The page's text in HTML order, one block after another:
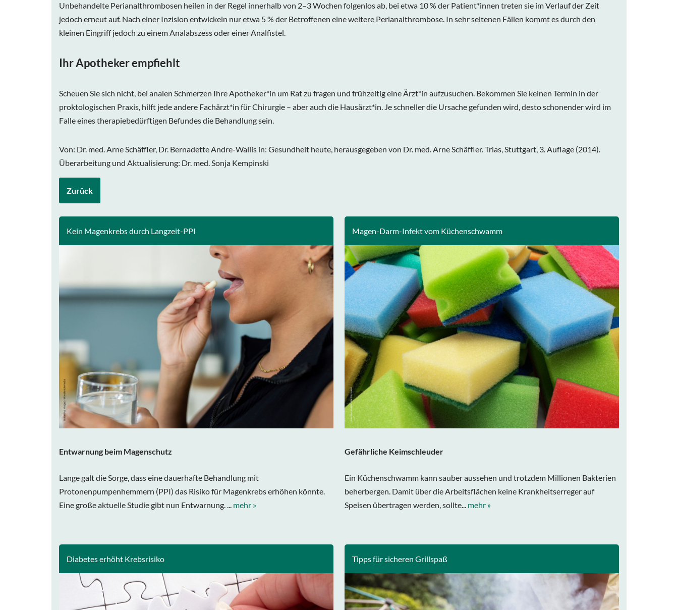
Unbehandelte Perianalthrombosen heilen in der Regel innerhalb von 2–3 Wochen folgenlos ab, bei etwa 10 % der Patient*innen treten sie im Verlauf der Zeit
jedoch erneut auf. Nach einer Inzision entwickeln nur etwa 5 % der Betroffenen eine weitere Perianalthrombose. In sehr seltenen Fällen kommt es durch den
kleinen Eingriff jedoch zu einem Analabszess oder einer Analfistel.
Ihr Apotheker empfiehlt
Scheuen Sie sich nicht, bei analen Schmerzen Ihre Apotheker*in um Rat zu fragen und frühzeitig eine Ärzt*in aufzusuchen. Bekommen Sie keinen Termin in der
proktologischen Praxis, hilft jede andere Fachärzt*in für Chirurgie – aber auch die Hausärzt*in. Je schneller die Ursache gefunden wird, desto schonender wird im
Falle eines therapiebedürftigen Befundes die Behandlung sein.
Von: Dr. med. Arne Schäffler, Dr. Bernadette Andre-Wallis in: Gesundheit heute, herausgegeben von Dr. med. Arne Schäffler. Trias, Stuttgart, 3. Auflage (2014).
Überarbeitung und Aktualisierung: Dr. med. Sonja Kempinski
Zurück
Kein Magenkrebs durch Langzeit-PPI
Entwarnung beim Magenschutz
Lange galt die Sorge, dass eine dauerhafte Behandlung mit
Protonenpumpenhemmern (PPI) das Risiko für Magenkrebs erhöhen könnte.
Eine große aktuelle Studie gibt nun Entwarnung. ... mehr »
Magen-Darm-Infekt vom Küchenschwamm
Gefährliche Keimschleuder
Ein Küchenschwamm kann sauber aussehen und trotzdem Millionen Bakterien
beherbergen. Damit über die Arbeitsflächen keine Krankheitserreger auf
Speisen übertragen werden, sollte... mehr »
Diabetes erhöht Krebsrisiko Tipps für sicheren Grillspaß